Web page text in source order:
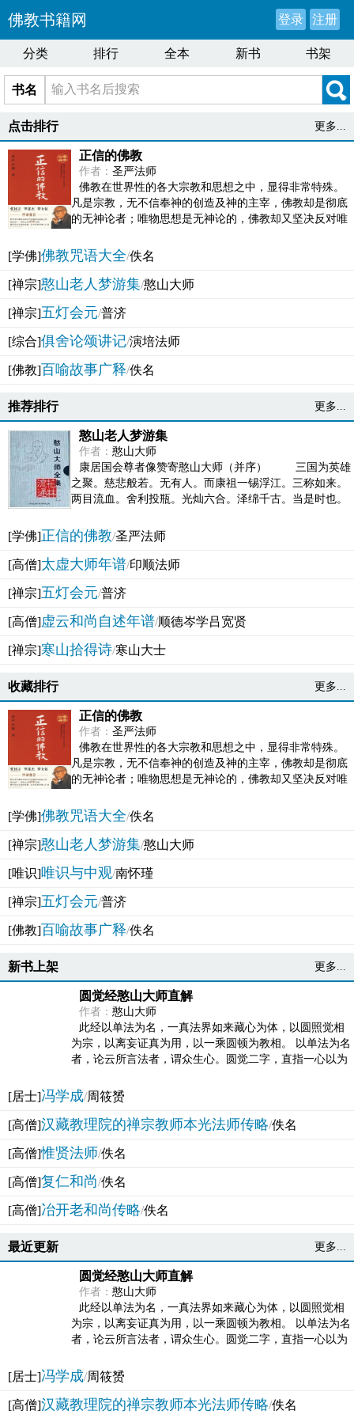
佛教书籍网 登录 注册
分类 排行 全本 新书 书架
书名
点击排行 更多...
正信的佛教
作者： 圣严法师
佛教在世界性的各大宗教和思想之中，显得非常特殊。
凡是宗教，无不信奉神的创造及神的主宰，佛教却是彻底
的无神论者；唯物思想是无神论的，佛教却又坚决反对唯
[学佛]佛教咒语大全/佚名
[禅宗]憨山老人梦游集/憨山大师
[禅宗]五灯会元/普济
[综合]俱舍论颂讲记/演培法师
[佛教]百喻故事广释/佚名
推荐排行 更多...
憨山老人梦游集
作者： 憨山大师
康居国会尊者像赞寄憨山大师（并序） 三国为英雄
之聚。慈悲般若。无有人。而康祖一锡浮江。三称如来。
两目流血。舍利投瓶。光灿六合。泽绵千古。当是时也。
[学佛]正信的佛教/圣严法师
[高僧]太虚大师年谱/印顺法师
[禅宗]五灯会元/普济
[高僧]虚云和尚自述年谱/顺德岑学吕宽贤
[禅宗]寒山拾得诗/寒山大士
收藏排行 更多...
正信的佛教
作者： 圣严法师
佛教在世界性的各大宗教和思想之中，显得非常特殊。
凡是宗教，无不信奉神的创造及神的主宰，佛教却是彻底
的无神论者；唯物思想是无神论的，佛教却又坚决反对唯
[学佛]佛教咒语大全/佚名
[禅宗]憨山老人梦游集/憨山大师
[唯识]唯识与中观/南怀瑾
[禅宗]五灯会元/普济
[佛教]百喻故事广释/佚名
新书上架 更多...
圆觉经憨山大师直解
作者： 憨山大师
此经以单法为名，一真法界如来藏心为体，以圆照觉相
为宗，以离妄证真为用，以一乘圆顿为教相。 以单法为名
者，论云所言法者，谓众生心。圆觉二字，直指一心以为
[居士]冯学成/周筱赟
[高僧]汉藏教理院的禅宗教师本光法师传略/佚名
[高僧]惟贤法师/佚名
[高僧]复仁和尚/佚名
[高僧]冶开老和尚传略/佚名
最近更新 更多...
圆觉经憨山大师直解
作者： 憨山大师
此经以单法为名，一真法界如来藏心为体，以圆照觉相
为宗，以离妄证真为用，以一乘圆顿为教相。 以单法为名
者，论云所言法者，谓众生心。圆觉二字，直指一心以为
[居士]冯学成/周筱赟
[高僧]汉藏教理院的禅宗教师本光法师传略/佚名